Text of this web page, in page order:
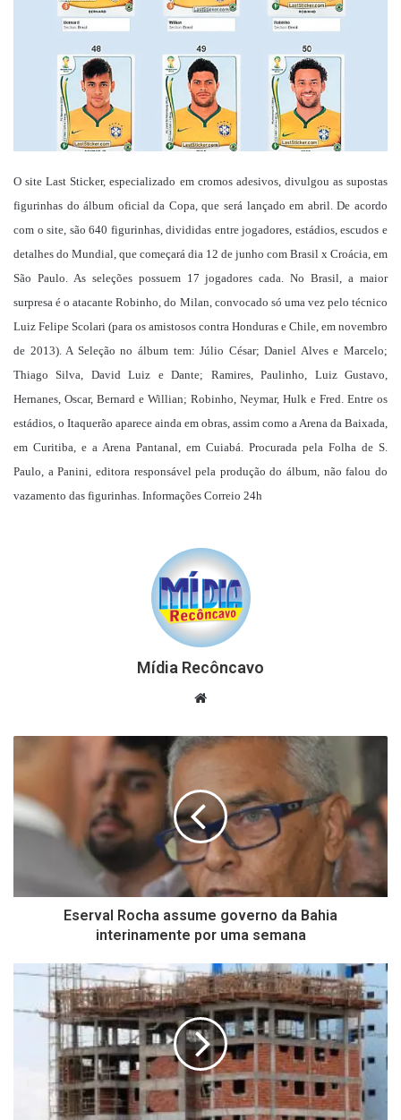
O site Last Sticker, especializado em cromos adesivos, divulgou as supostas
figurinhas do álbum oficial da Copa, que será lançado em abril. De acordo
com o site, são 640 figurinhas, divididas entre jogadores, estádios, escudos e
detalhes do Mundial, que começará dia 12 de junho com Brasil x Croácia, em
São Paulo. As seleções possuem 17 jogadores cada. No Brasil, a maior
surpresa é o atacante Robinho, do Milan, convocado só uma vez pelo técnico
Luiz Felipe Scolari (para os amistosos contra Honduras e Chile, em novembro
de 2013). A Seleção no álbum tem: Júlio César; Daniel Alves e Marcelo;
Thiago Silva, David Luiz e Dante; Ramires, Paulinho, Luiz Gustavo,
Hernanes, Oscar, Bernard e Willian; Robinho, Neymar, Hulk e Fred. Entre os
estádios, o Itaquerão aparece ainda em obras, assim como a Arena da Baixada,
em Curitiba, e a Arena Pantanal, em Cuiabá. Procurada pela Folha de S.
Paulo, a Panini, editora responsável pela produção do álbum, não falou do
vazamento das figurinhas. Informações Correio 24h
Mídia Recôncavo
Website
Eserval Rocha assume governo da Bahia
interinamente por uma semana